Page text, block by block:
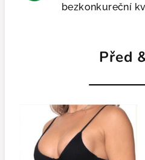
bezkonkureční
Před